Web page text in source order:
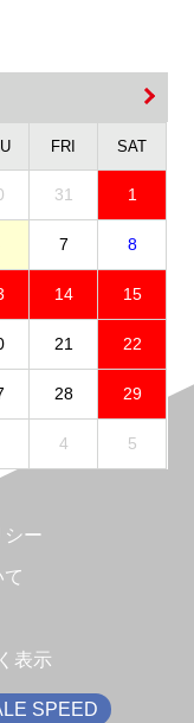
FRI SAT
31 1
7 8
14 15
21 22
28 29
4 5
シー
表示
SPEED